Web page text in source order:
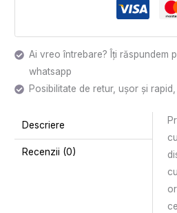
Ai vreo întrebare? Îți răspundem
whatsapp
Posibilitate de retur, ușor și
Descriere
Recenzii (0)